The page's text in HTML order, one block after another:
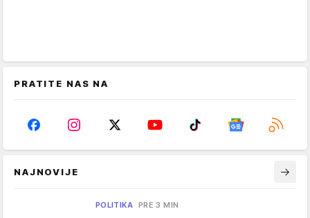
PRATITE NAS NA
NAJNOVIJE
POLITIKA PRE 3 MIN